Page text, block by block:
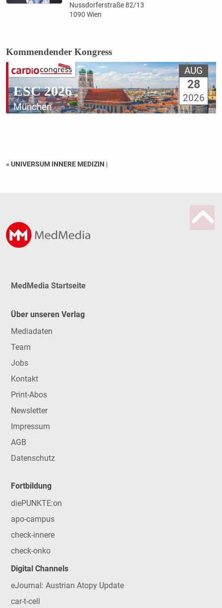
Nussdorferstraße 82/13
1090 Wien
Kommendender Kongress
ESC 2026
München
AUG
28
2026
« UNIVERSUM INNERE MEDIZIN |
MedMedia Startseite
Über unseren Verlag
Mediadaten
Team
Jobs
Kontakt
Print-Abos
Newsletter
Impressum
AGB
Datenschutz
Fortbildung
diePUNKTE:on
apo-campus
check-innere
check-onko
Digital Channels
eJournal: Austrian Atopy Update
car-t-cell